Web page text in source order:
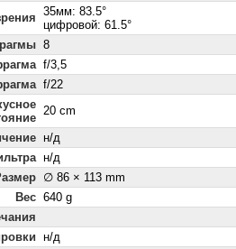
35мм: 83.5°
цифровой: 61.5°
8
f/3,5
f/22
20 cm
н/д
н/д
∅ 86 × 113 mm
Вес 640 g
н/д